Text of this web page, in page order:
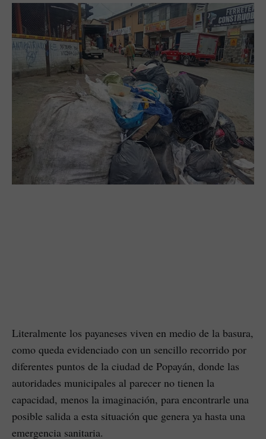
Literalmente los payaneses viven en medio de la basura,
como queda evidenciado con un sencillo recorrido por
diferentes puntos de la ciudad de Popayán, donde las
autoridades municipales al parecer no tienen la
capacidad, menos la imaginación, para encontrarle una
posible salida a esta situación que genera ya hasta una
emergencia sanitaria.